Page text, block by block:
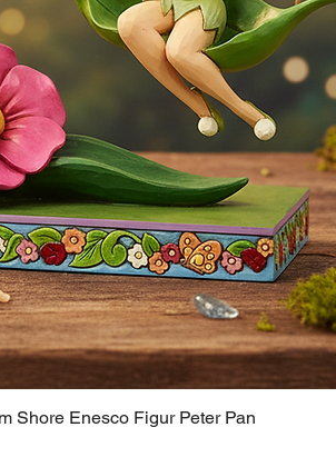
Shore Enesco Figur Peter Pan